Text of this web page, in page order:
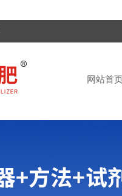
网站首